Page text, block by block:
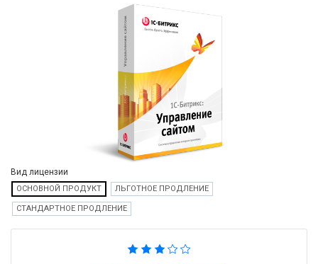
Вид лицензии
ОСНОВНОЙ ПРОДУКТ ЛЬГОТНОЕ ПРОДЛЕНИЕ
СТАНДАРТНОЕ ПРОДЛЕНИЕ